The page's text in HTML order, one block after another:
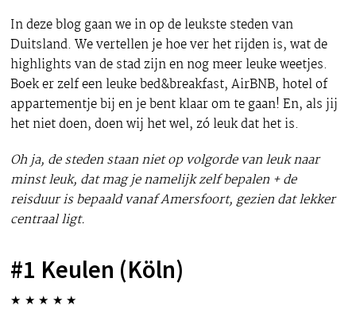
In deze blog gaan we in op de leukste steden van
Duitsland. We vertellen je hoe ver het rijden is, wat de
highlights van de stad zijn en nog meer leuke weetjes.
Boek er zelf een leuke bed&breakfast, AirBNB, hotel of
appartementje bij en je bent klaar om te gaan! En, als jij
het niet doen, doen wij het wel, zó leuk dat het is.
Oh ja, de steden staan niet op volgorde van leuk naar
minst leuk, dat mag je namelijk zelf bepalen + de
reisduur is bepaald vanaf Amersfoort, gezien dat lekker
centraal ligt.
#1 Keulen (Köln)
★ ★ ★ ★ ★